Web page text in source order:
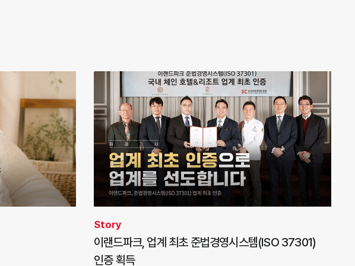
Story
이랜드파크, 업계 최초 준법경영시스템(ISO 37301)
인증 획득